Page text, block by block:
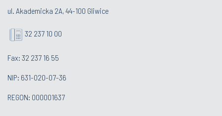
ul. Akademicka 2A, 44-100 Gliwice
32 237 10 00
Fax: 32 237 16 55
NIP: 631-020-07-36
REGON: 000001637